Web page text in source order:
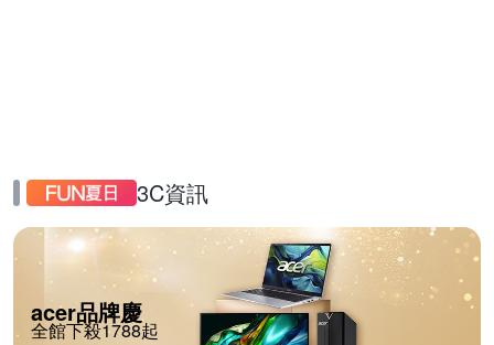
3C資訊
acer品牌慶
全館下殺1788起